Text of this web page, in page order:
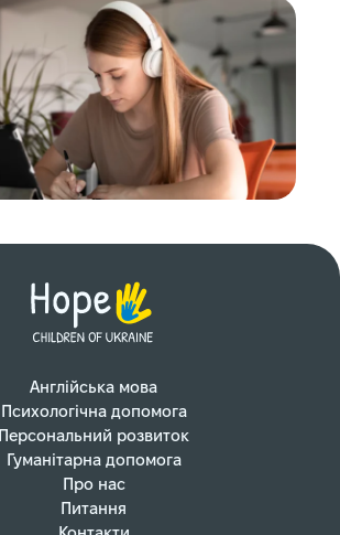
Англійська мова
Психологічна допомога
Персональний розвиток
Гуманітарна допомога
Про нас
Питання